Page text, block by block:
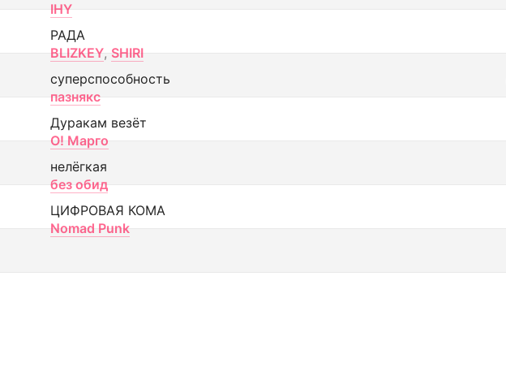
IHY
РАДА
BLIZKEY, SHIRI
суперспособность
пазнякс
Дуракам везёт
О! Марго
нелёгкая
без обид
ЦИФРОВАЯ КОМА
Nomad Punk